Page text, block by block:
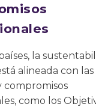
la
alineada con las
compromisos
como los